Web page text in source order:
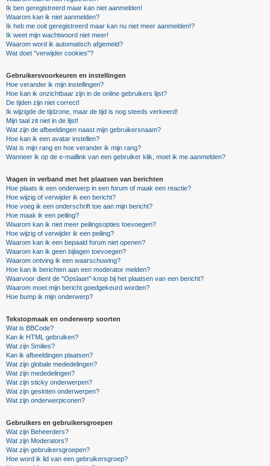
Ik ben geregistreerd maar kan niet aanmelden!
Waarom kan ik niet aanmelden?
Ik heb me ooit geregistreerd maar kan nu niet meer aanmelden!?
Ik weet mijn wachtwoord niet meer!
Waarom word ik automatisch afgemeld?
Wat doet "verwijder cookies"?
Gebruikersvoorkeuren en instellingen
Hoe verander ik mijn instellingen?
Hoe kan ik onzichtbaar zijn in de online gebruikers lijst?
De tijden zijn niet correct!
Ik wijzigde de tijdzone, maar de tijd is nog steeds verkeerd!
Mijn taal zit niet in de lijst!
Wat zijn de afbeeldingen naast mijn gebruikersnaam?
Hoe kan ik een avatar instellen?
Wat is mijn rang en hoe verander ik mijn rang?
Wanneer ik op de e-maillink van een gebruiker klik, moet ik me aanmelden?
Vragen in verband met het plaatsen van berichten
Hoe plaats ik een onderwerp in een forum of maak een reactie?
Hoe wijzig of verwijder ik een bericht?
Hoe voeg ik een onderschrift toe aan mijn bericht?
Hoe maak ik een peiling?
Waarom kan ik niet meer peilingsopties toevoegen?
Hoe wijzig of verwijder ik een peiling?
Waarom kan ik een bepaald forum niet openen?
Waarom kan ik geen bijlagen toevoegen?
Waarom ontving ik een waarschuwing?
Hoe kan ik berichten aan een moderator melden?
Waarvoor dient de "Opslaan"-knop bij het plaatsen van een bericht?
Waarom moet mijn bericht goedgekeurd worden?
Hoe bump ik mijn onderwerp?
Tekstopmaak en onderwerp soorten
Wat is BBCode?
Kan ik HTML gebruiken?
Wat zijn Smilies?
Kan ik afbeeldingen plaatsen?
Wat zijn globale mededelingen?
Wat zijn mededelingen?
Wat zijn sticky onderwerpen?
Wat zijn gesloten onderwerpen?
Wat zijn onderwerpiconen?
Gebruikers en gebruikersgroepen
Wat zijn Beheerders?
Wat zijn Moderators?
Wat zijn gebruikersgroepen?
Hoe word ik lid van een gebruikersgroep?